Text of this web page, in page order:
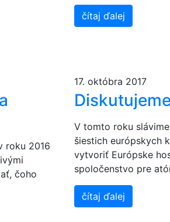
čítaj ďalej
roku 2016
čoho
17. októbra 2017
V tomto roku
šiestich európskych
vytvoriť Európske
spoločenstvo pre
čítaj ďalej